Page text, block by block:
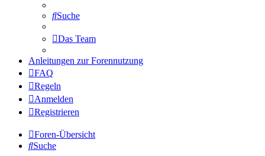
Suche
Das Team
Anleitungen zur Forennutzung
FAQ
Regeln
Anmelden
Registrieren
Foren-Übersicht
Suche